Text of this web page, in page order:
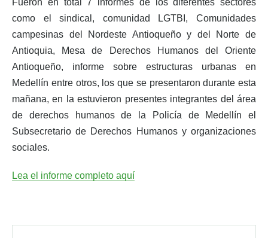
Fueron en total 7 informes de los diferentes sectores
como el sindical, comunidad LGTBI, Comunidades
campesinas del Nordeste Antioqueño y del Norte de
Antioquia, Mesa de Derechos Humanos del Oriente
Antioqueño, informe sobre estructuras urbanas en
Medellín entre otros, los que se presentaron durante esta
mañana, en la estuvieron presentes integrantes del área
de derechos humanos de la Policía de Medellín el
Subsecretario de Derechos Humanos y organizaciones
sociales.
Lea el informe completo aquí